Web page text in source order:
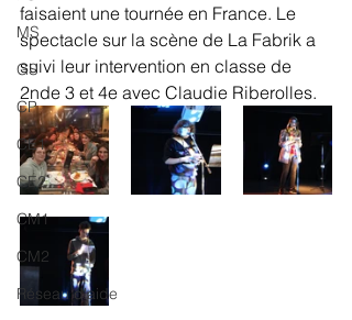
MS
GS
CP
CE1
CE2
CM1
CM2
Réseau d'aide
faisaient une tournée en France. Le
spectacle sur la scène de La Fabrik a
suivi leur intervention en classe de
2nde 3 et 4e avec Claudie Riberolles.